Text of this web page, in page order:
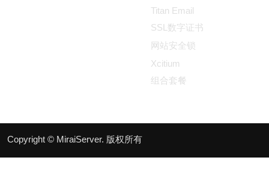
添加
If not satisfied, get your
Titan Email
SSL数字证书
网站安全锁
Xcitium
组合套餐
Copyright © MiraiServer. 版权所有